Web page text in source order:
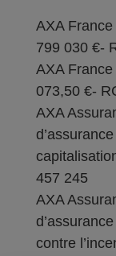
AXA
799 030 €-
AXA
073,50 €-
AXA
457 245
AXA
contre